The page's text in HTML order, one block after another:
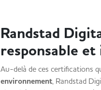
Randstad
responsable et
Au-delà de ces certifications
environnement, Randstad